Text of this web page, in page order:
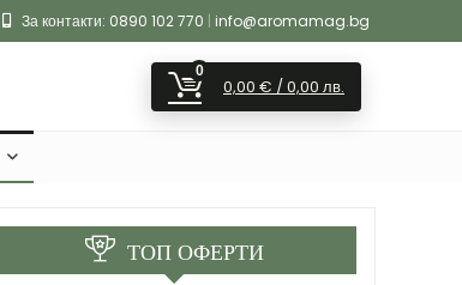
За контакти: 0890 102 770 | info@aromamag.bg
0
0,00 € / 0,00 лв.
ТОП ОФЕРТИ